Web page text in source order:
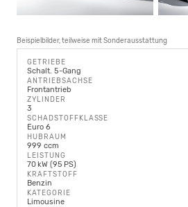
Beispielbilder, teilweise mit Sonderausstattung
GETRIEBE
Schalt. 5-Gang
ANTRIEBSACHSE
Frontantrieb
ZYLINDER
3
SCHADSTOFFKLASSE
Euro 6
HUBRAUM
999 ccm
LEISTUNG
70 kW (95 PS)
KRAFTSTOFF
Benzin
KATEGORIE
Limousine